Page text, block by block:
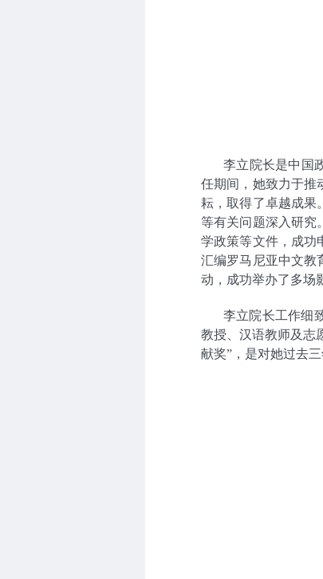
李立院长是中国
任期间，她致力于推
耘，取得了卓越成果
等有关问题深入研究
学政策等文件，成功
汇编罗马尼亚中文教
动，成功举办了多场
李立院长工作细
教授、汉语教师及志
献奖”，是对她过去